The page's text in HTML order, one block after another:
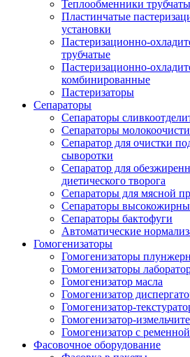
Теплообменники
Пластинчатые
установки
Пастеризационно-
трубчатые
Пастеризационно-
комбинированные
Пастеризаторы
Сепараторы
Сепараторы
Сепараторы
Сепаратор для очистки
сыворотки
Сепаратор для
диетического творога
Сепараторы для мясной
Сепараторы
Сепараторы бактофуги
Автоматические
Гомогенизаторы
Гомогенизаторы
Гомогенизаторы
Гомогенизатор масла
Гомогенизатор
Гомогенизатор-
Гомогенизатор-
Гомогенизатор с
Фасовочное оборудование